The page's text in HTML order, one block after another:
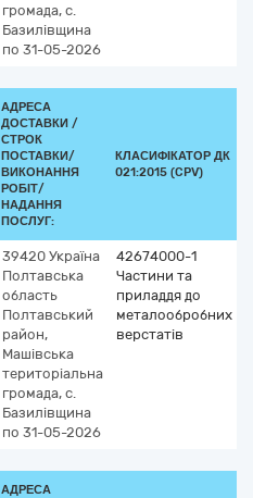
громада, с.
Базилівщина
по 31-05-2026
АДРЕСА
ДОСТАВКИ /
СТРОК
ПОСТАВКИ/
ВИКОНАННЯ
РОБІТ/
НАДАННЯ
ПОСЛУГ:
КЛАСИФІКАТОР ДК
021:2015 (CPV)
39420 Україна
Полтавська
область
Полтавський
район,
Машівська
територіальна
громада, с.
Базилівщина
по 31-05-2026
42674000-1
Частини та
приладдя до
металообробних
верстатів
АДРЕСА